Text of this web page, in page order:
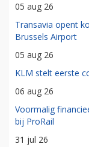
05 aug 26
Transavia opent
Brussels Airport
05 aug 26
KLM stelt eerste
06 aug 26
Voormalig
bij ProRail
31 jul 26